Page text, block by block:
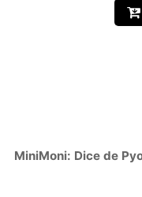
MiniMoni: Dice de